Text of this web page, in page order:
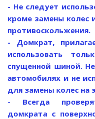
- Не следует
кроме замены колес
противоскольжения.
- Домкрат,
использовать
спущенной шиной.
автомобилях и не
для замены колес на
- Всегда
домкрата с